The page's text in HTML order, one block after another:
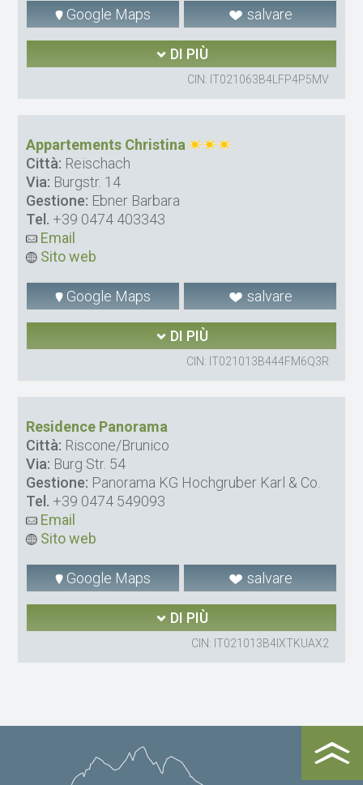
Google Maps salvare
DI PIÙ
CIN: IT021063B4LFP4P5MV
Appartements Christina
Città: Reischach
Via: Burgstr. 14
Gestione: Ebner Barbara
Tel. +39 0474 403343
Email
Sito web
Google Maps salvare
DI PIÙ
CIN: IT021013B444FM6Q3R
Residence Panorama
Città: Riscone/Brunico
Via: Burg Str. 54
Gestione: Panorama KG Hochgruber Karl & Co.
Tel. +39 0474 549093
Email
Sito web
Google Maps salvare
DI PIÙ
CIN: IT021013B4IXTKUAX2